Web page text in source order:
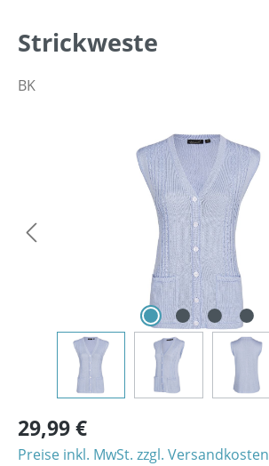
Strickweste
BK
Bildergalerie überspringen
29,99 €
Preise inkl. MwSt. zzgl. Versandkosten